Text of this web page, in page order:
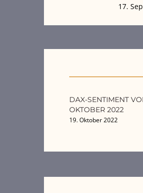
17.
DAX-SENTIMENT
OKTOBER 2022
19. Oktober 2022